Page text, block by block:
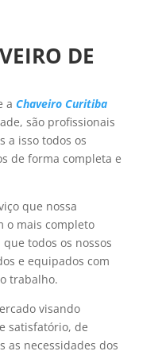
DE
a Chaveiro Curitiba
são profissionais
a isso todos os
de forma completa e
que nossa
o mais completo
todos os nossos
e equipados com
trabalho.
visando
satisfatório, de
as necessidades dos